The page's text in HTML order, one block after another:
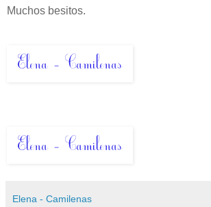
Muchos besitos.
Elena - Camilenas